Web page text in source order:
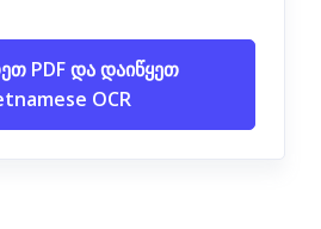
PDF და დაიწყეთ
OCR